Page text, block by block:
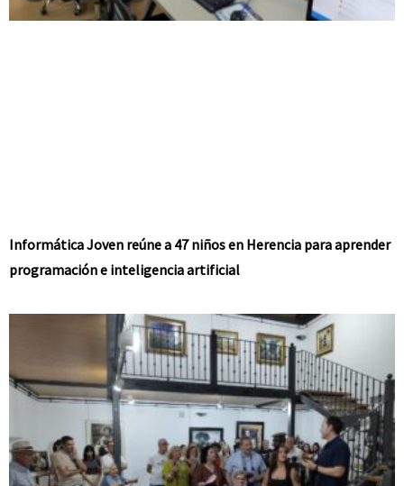
Informática Joven reúne a 47 niños en Herencia para aprender
programación e inteligencia artificial